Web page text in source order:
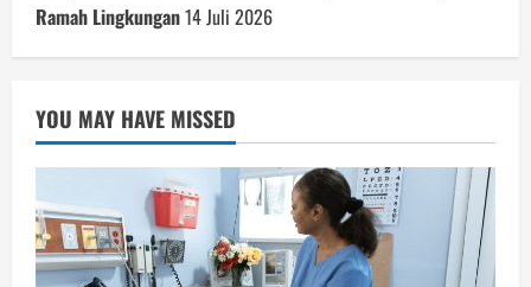
Ramah Lingkungan14 Juli 2026
YOU MAY HAVE MISSED